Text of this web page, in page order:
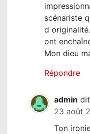
scénariste
d
ont
Mon dieu
Répondre
admin
23 août
Ton